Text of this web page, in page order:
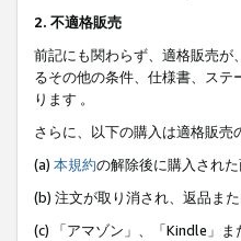
2. 不適格販売
前記にも関わらず、適格販売が
るその他の条件、仕様書、ステ
ります 。
さらに、以下の購入は適格販
(a) 本規約の解除後に購入された
(b) 注文が取り消され、返品ま
(c) 「アマゾン」、「Kindle」